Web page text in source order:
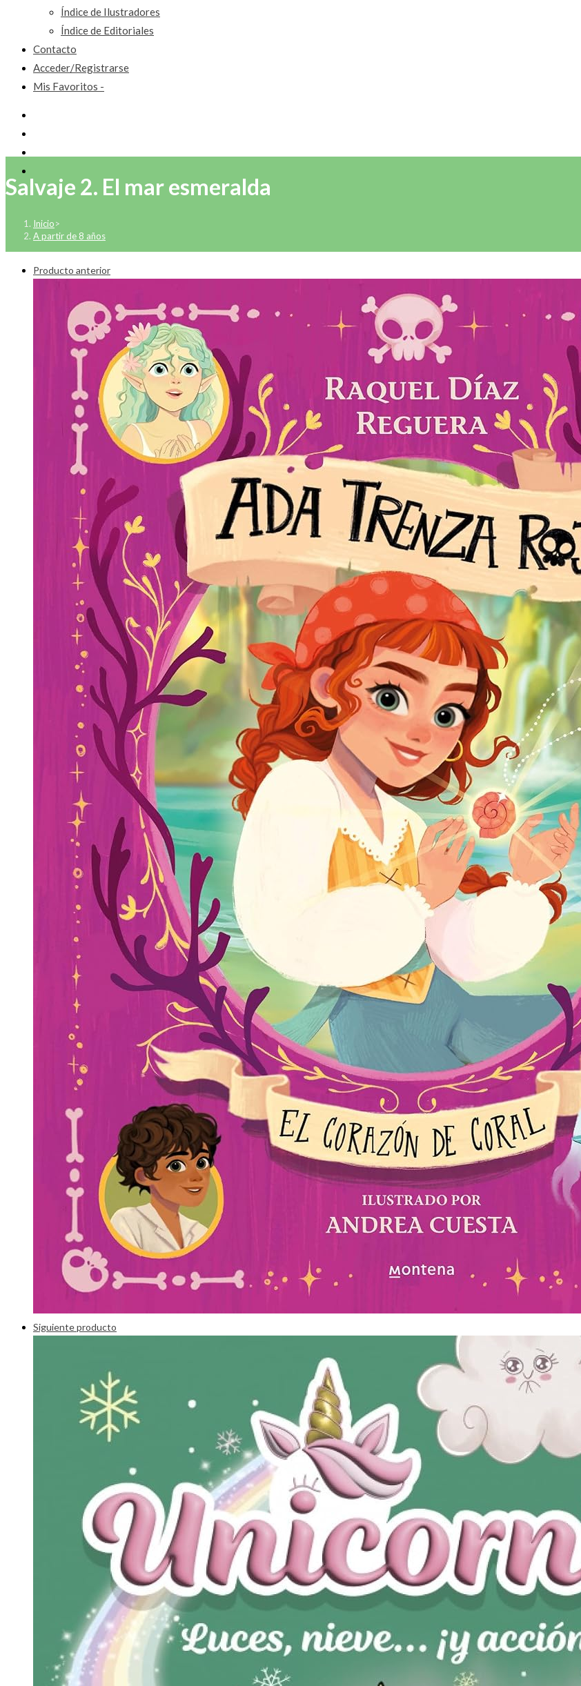
Índice de Ilustradores
Índice de Editoriales
Contacto
Acceder/Registrarse
Mis Favoritos -
Salvaje 2. El mar esmeralda
Inicio>
A partir de 8 años
Producto anterior
Siguiente producto